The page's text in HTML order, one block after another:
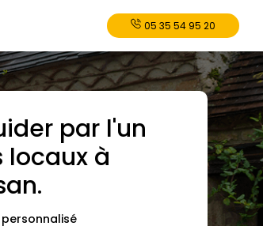
05 35 54 95 20
par l'un
locaux à
.